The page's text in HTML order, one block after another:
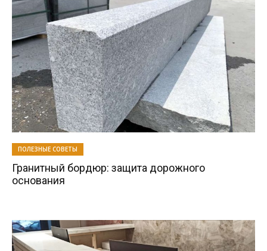
ПОЛЕЗНЫЕ СОВЕТЫ
Гранитный бордюр: защита дорожного
основания